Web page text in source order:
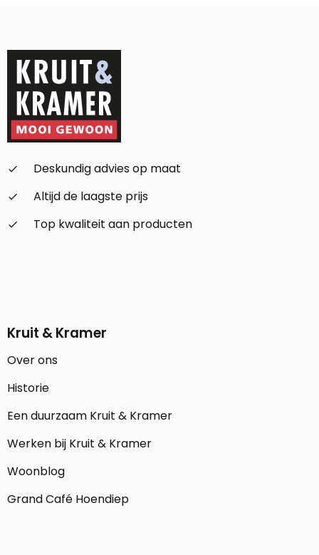
check_small
Deskundig advies op maat
check_small
Altijd de laagste prijs
check_small
Top kwaliteit aan producten
Kruit & Kramer
Over ons
Historie
Een duurzaam Kruit & Kramer
Werken bij Kruit & Kramer
Woonblog
Grand Café Hoendiep